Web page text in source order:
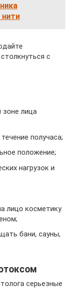
с
зоне лица
получаса;
положение;
нагрузок и
лицо косметику
бани, сауны,
серьезные